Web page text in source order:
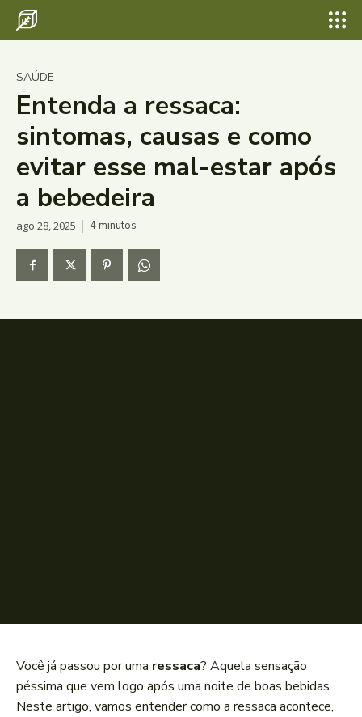
SAÚDE
Entenda a ressaca:
sintomas, causas e como
evitar esse mal-estar após
a bebedeira
ago 28, 2025 4minutos
Você já passou por uma ressaca? Aquela sensação
péssima que vem logo após uma noite de boas bebidas.
Neste artigo, vamos entender como a ressaca acontece,